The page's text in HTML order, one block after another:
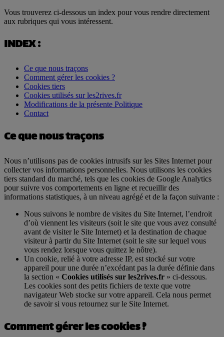
Vous trouverez ci-dessous un index pour vous rendre directement
aux rubriques qui vous intéressent.
INDEX :
Ce que nous traçons
Comment gérer les cookies ?
Cookies tiers
Cookies utilisés sur les2rives.fr
Modifications de la présente Politique
Contact
Ce que nous traçons
Nous n’utilisons pas de cookies intrusifs sur les Sites Internet pour
collecter vos informations personnelles. Nous utilisons les cookies
tiers standard du marché, tels que les cookies de Google Analytics
pour suivre vos comportements en ligne et recueillir des
informations statistiques, à un niveau agrégé et de la façon suivante :
Nous suivons le nombre de visites du Site Internet, l’endroit
d’où viennent les visiteurs (soit le site que vous avez consulté
avant de visiter le Site Internet) et la destination de chaque
visiteur à partir du Site Internet (soit le site sur lequel vous
vous rendez lorsque vous quittez le nôtre).
Un cookie, relié à votre adresse IP, est stocké sur votre
appareil pour une durée n’excédant pas la durée définie dans
la section « Cookies utilisés sur les2rives.fr » ci-dessous.
Les cookies sont des petits fichiers de texte que votre
navigateur Web stocke sur votre appareil. Cela nous permet
de savoir si vous retournez sur le Site Internet.
Comment gérer les cookies ?